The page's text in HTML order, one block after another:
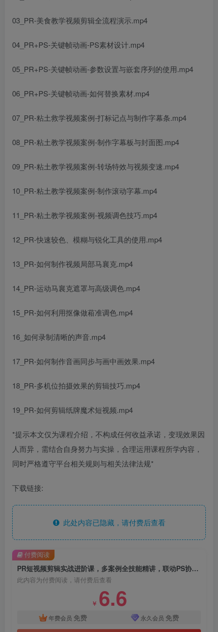
03_PR-美食教学视频剪辑全流程演示.mp4
04_PR+PS-关键帧动画-PS素材设计.mp4
05_PR+PS-关键帧动画-参数设置与嵌套序列的使用.mp4
06_PR+PS-关键帧动画-如何替换素材.mp4
07_PR-粘土救学视频案例-打标记点与制作字幕条.mp4
08_PR-粘土教学视频案例-制作字幕板与封面图.mp4
09_PR-粘土教学视频案例-转场特效与视频变速.mp4
10_PR-粘土教学视频案例-制作滚动字幕.mp4
11_PR-粘土教学视频案例-视频调色技巧.mp4
12_PR-快速较色、模糊与锐化工具的使用.mp4
13_PR-如何制作视频局部马襄克.mp4
14_PR-运动马襄克遮罩与高级调色.mp4
15_PR-如何利用抠像做葙准调色.mp4
16_如何录制清晰的声音.mp4
17_PR-如何制作音画同步与画中画效果.mp4
18_PR-多机位拍摄效果的剪辑技巧.mp4
19_PR-如何剪辑纸牌魔术短视频.mp4
*提示本文仅为课程介绍，不构成任何收益承诺，变现效果因
人而异，需结合自身努力与实操，合理运用课程所学内容，
同时严格遵守平台相关规则与相关法律法规*
下载链接:
此处内容已隐藏，请付费后查看
PR短视频剪辑实战进阶课，多案例全技能精讲，联动PS协同创作，快速练就商用剪辑能力
此内容为付费阅读，请付费后查看
￥ 6.6
年费会员 免费 永久会员 免费
付费阅读